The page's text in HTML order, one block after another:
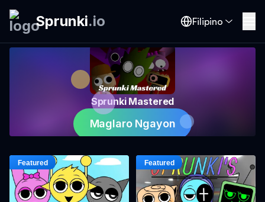
Sprunki.io Filipino
Sprunki Mastered
Maglaro Ngayon